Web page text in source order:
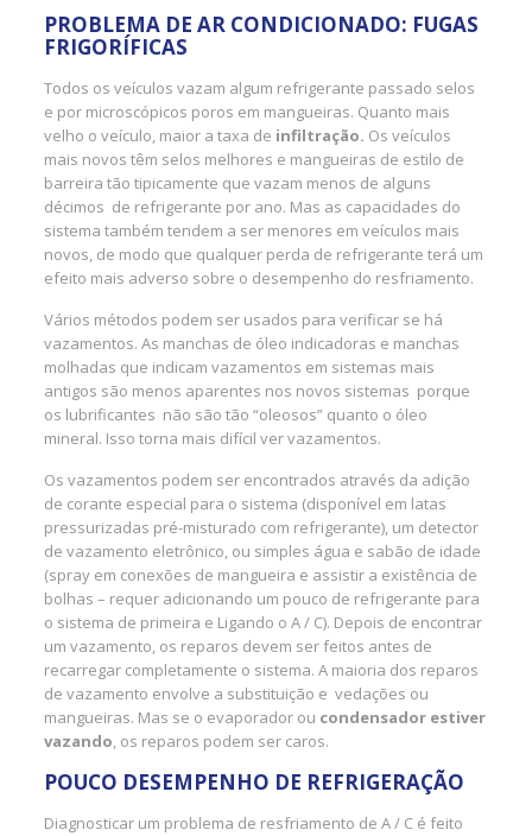
PROBLEMA DE AR CONDICIONADO: FUGAS
FRIGORÍFICAS
Todos os veículos vazam algum refrigerante passado selos
e por microscópicos poros em mangueiras. Quanto mais
velho o veículo, maior a taxa de infiltração. Os veículos
mais novos têm selos melhores e mangueiras de estilo de
barreira tão tipicamente que vazam menos de alguns
décimos de refrigerante por ano. Mas as capacidades do
sistema também tendem a ser menores em veículos mais
novos, de modo que qualquer perda de refrigerante terá um
efeito mais adverso sobre o desempenho do resfriamento.
Vários métodos podem ser usados para verificar se há
vazamentos. As manchas de óleo indicadoras e manchas
molhadas que indicam vazamentos em sistemas mais
antigos são menos aparentes nos novos sistemas porque
os lubrificantes não são tão “oleosos” quanto o óleo
mineral. Isso torna mais difícil ver vazamentos.
Os vazamentos podem ser encontrados através da adição
de corante especial para o sistema (disponível em latas
pressurizadas pré-misturado com refrigerante), um detector
de vazamento eletrônico, ou simples água e sabão de idade
(spray em conexões de mangueira e assistir a existência de
bolhas – requer adicionando um pouco de refrigerante para
o sistema de primeira e Ligando o A / C). Depois de encontrar
um vazamento, os reparos devem ser feitos antes de
recarregar completamente o sistema. A maioria dos reparos
de vazamento envolve a substituição e vedações ou
mangueiras. Mas se o evaporador ou condensador estiver
vazando, os reparos podem ser caros.
POUCO DESEMPENHO DE REFRIGERAÇÃO
Diagnosticar um problema de resfriamento de A / C é feito